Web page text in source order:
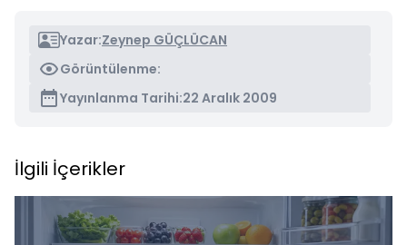
Yazar:Zeynep GÜÇLÜCAN
Görüntülenme:
Yayınlanma Tarihi:22 Aralık 2009
İlgili İçerikler